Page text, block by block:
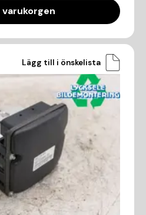
varukorgen
Lägg till i önskelista